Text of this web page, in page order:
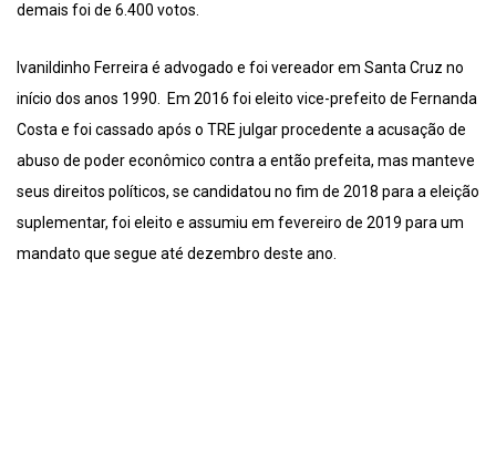
demais foi de 6.400 votos.
Ivanildinho Ferreira é advogado e foi vereador em Santa Cruz no
início dos anos 1990. Em 2016 foi eleito vice-prefeito de Fernanda
Costa e foi cassado após o TRE julgar procedente a acusação de
abuso de poder econômico contra a então prefeita, mas manteve
seus direitos políticos, se candidatou no fim de 2018 para a eleição
suplementar, foi eleito e assumiu em fevereiro de 2019 para um
mandato que segue até dezembro deste ano.